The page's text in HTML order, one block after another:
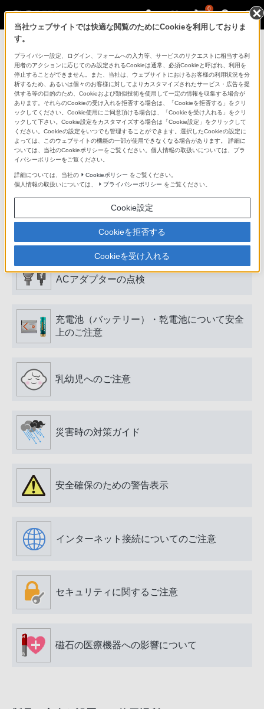
0
製品を安全に、安心してご使用いただ
くために
日常の清掃・点検が大切です。安全のため取扱説明書を
よく読みましょう。
製品に関する重要なお知らせ
安全で上手な使いかた
愛情点検のおすすめ
電源プラグ・コード、USB端子・ケーブル、
ACアダプターの点検
充電池（バッテリー）・乾電池について安全
上のご注意
乳幼児へのご注意
災害時の対策ガイド
安全確保のための警告表示
インターネット接続についてのご注意
セキュリティに関するご注意
磁石の医療機器への影響について
当社ウェブサイトでは快適な閲覧のためにCookieを利用しておりま
す。
プライバシー設定、ログイン、フォームへの入力等、サービスのリクエストに相当する利
用者のアクションに応じてのみ設定されるCookieは通常、必須Cookieと呼ばれ、利用を
停止することができません。また、当社は、ウェブサイトにおけるお客様の利用状況を分
析するため、あるいは個々のお客様に対してよりカスタマイズされたサービス・広告を提
供する等の目的のため、Cookieおよび類似技術を使用して一定の情報を収集する場合が
あります。それらのCookieの受け入れを拒否する場合は、「Cookieを拒否する」をクリ
ックしてください。Cookie使用にご同意頂ける場合は、「Cookieを受け入れる」をクリ
ックして下さい。Cookie設定をカスタマイズする場合は「Cookie設定」をクリックして
ください。Cookieの設定をいつでも管理することができます。選択したCookieの設定に
よっては、このウェブサイトの機能の一部が使用できなくなる場合があります。 詳細に
ついては、当社のCookieポリシーをご覧ください。個人情報の取扱いについては、プラ
イバシーポリシーをご覧ください。
詳細については、当社の Cookieポリシー をご覧ください。
個人情報の取扱いについては、
プライバシーポリシー をご覧ください。
Cookie設定
Cookieを拒否する
Cookieを受け入れる